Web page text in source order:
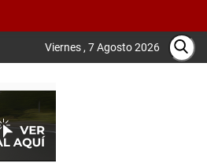
Viernes , 7 Agosto 2026